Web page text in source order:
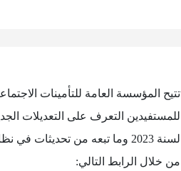
تتيح المؤسسة العامة للتأمينات
لسنة 2023 وما تبعه من
من خلال الرابط التالي: